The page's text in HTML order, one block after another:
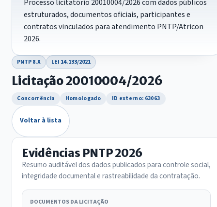
Processo licitatório 20010004/2026 com dados públicos
estruturados, documentos oficiais, participantes e
contratos vinculados para atendimento PNTP/Atricon
2026.
PNTP 8.X LEI 14.133/2021
Licitação 20010004/2026
Concorrência Homologado ID externo: 63063
Voltar à lista
Evidências PNTP 2026
Resumo auditável dos dados publicados para controle social,
integridade documental e rastreabilidade da contratação.
DOCUMENTOS DA LICITAÇÃO